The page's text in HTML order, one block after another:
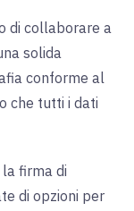
di collaborare a
solida
conforme al
che tutti i dati
firma di
di opzioni per